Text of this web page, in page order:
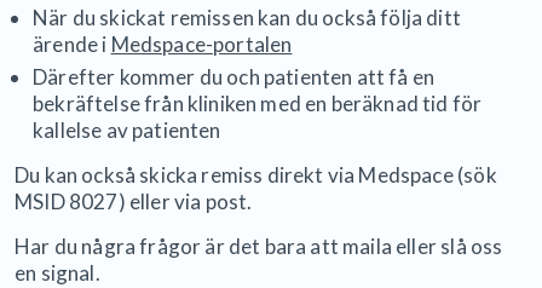
När du skickat remissen kan du också följa ditt
ärende i Medspace-portalen
Därefter kommer du och patienten att få en
bekräftelse från kliniken med en beräknad tid för
kallelse av patienten
Du kan också skicka remiss direkt via Medspace (sök
MSID 8027) eller via post.
Har du några frågor är det bara att maila eller slå oss
en signal.